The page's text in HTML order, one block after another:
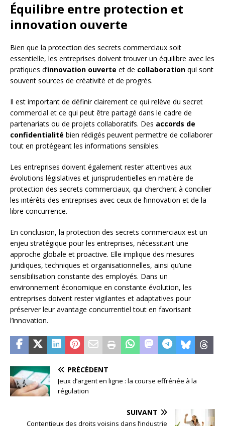
Équilibre entre protection et
innovation ouverte
Bien que la protection des secrets commerciaux soit
essentielle, les entreprises doivent trouver un équilibre avec les
pratiques d’innovation ouverte et de collaboration qui sont
souvent sources de créativité et de progrès.
Il est important de définir clairement ce qui relève du secret
commercial et ce qui peut être partagé dans le cadre de
partenariats ou de projets collaboratifs. Des accords de
confidentialité bien rédigés peuvent permettre de collaborer
tout en protégeant les informations sensibles.
Les entreprises doivent également rester attentives aux
évolutions législatives et jurisprudentielles en matière de
protection des secrets commerciaux, qui cherchent à concilier
les intérêts des entreprises avec ceux de l’innovation et de la
libre concurrence.
En conclusion, la protection des secrets commerciaux est un
enjeu stratégique pour les entreprises, nécessitant une
approche globale et proactive. Elle implique des mesures
juridiques, techniques et organisationnelles, ainsi qu’une
sensibilisation constante des employés. Dans un
environnement économique en constante évolution, les
entreprises doivent rester vigilantes et adaptatives pour
préserver leur avantage concurrentiel tout en favorisant
l’innovation.
PRÉCÉDENT
Jeux d’argent en ligne : la course effrénée à la
régulation
SUIVANT
Contentieux des droits voisins dans l’industrie